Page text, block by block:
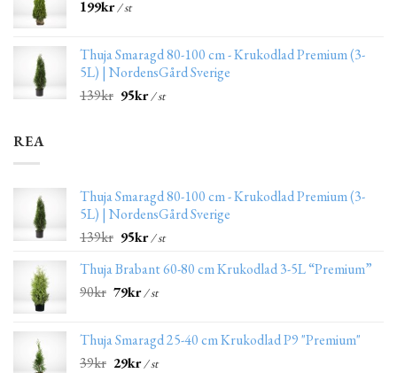
199kr/ st
Thuja Smaragd 80-100 cm - Krukodlad Premium (3-
5L) | NordensGård Sverige
139kr 95kr/ st
REA
Thuja Smaragd 80-100 cm - Krukodlad Premium (3-
5L) | NordensGård Sverige
139kr 95kr/ st
Thuja Brabant 60-80 cm Krukodlad 3-5L “Premium”
90kr 79kr/ st
Thuja Smaragd 25-40 cm Krukodlad P9 "Premium"
39kr 29kr/ st